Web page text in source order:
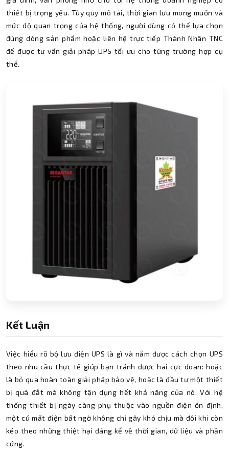
thiết bị trọng yếu. Tùy quy mô tải, thời gian lưu mong muốn và
mức độ quan trọng của hệ thống, người dùng có thể lựa chọn
đúng dòng sản phẩm hoặc liên hệ trực tiếp Thành Nhân TNC
để được tư vấn giải pháp UPS tối ưu cho từng trường hợp cụ
thể.
Kết Luận
Việc hiểu rõ bộ lưu điện UPS là gì và nắm được cách chọn UPS
theo nhu cầu thực tế giúp bạn tránh được hai cực đoan: hoặc
là bỏ qua hoàn toàn giải pháp bảo vệ, hoặc là đầu tư một thiết
bị quá đắt mà không tận dụng hết khả năng của nó. Với hệ
thống thiết bị ngày càng phụ thuộc vào nguồn điện ổn định,
một cú mất điện bất ngờ không chỉ gây khó chịu mà đôi khi còn
kéo theo những thiệt hại đáng kể về thời gian, dữ liệu và phần
cứng.